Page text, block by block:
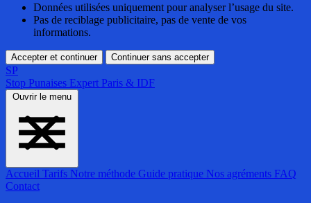
Données utilisées uniquement pour analyser l’usage du site.
Pas de reciblage publicitaire, pas de vente de vos
informations.
Accepter et continuer Continuer sans accepter
SP
Stop Punaises Expert Paris & IDF
Ouvrir le menu
Accueil Tarifs Notre méthode Guide pratique Nos agréments FAQ
Contact
Accueil